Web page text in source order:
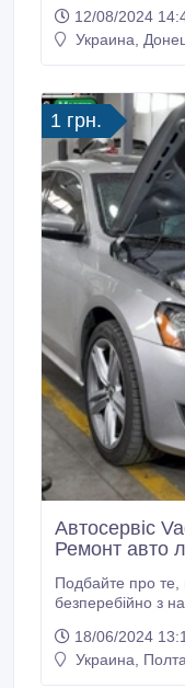
гарантирую..
12/08/2024
Украина,
1 грн.
Автосервіс
Ремонт авто
Подбайте про те, щоб ваш автомобіль працював
безперебійно з
чекайте, поки щось піде не так – забезпечте
безперебійну
18/06/2024
Украина,